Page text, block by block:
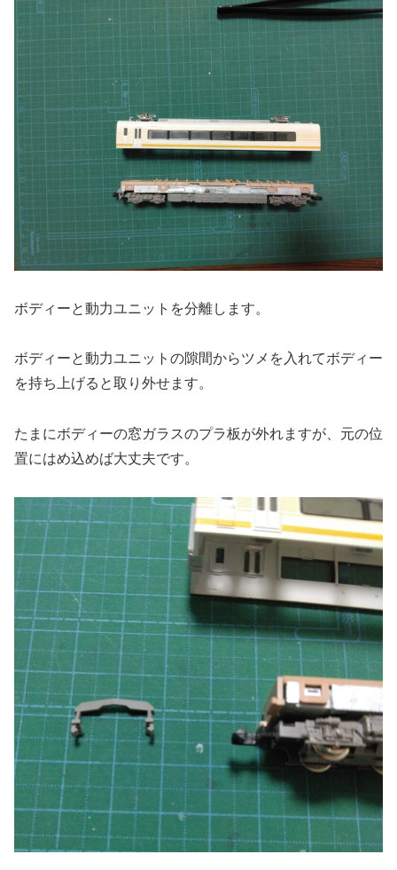
ボディーと動力ユニットを分離します。
ボディーと動力ユニットの隙間からツメを入れてボディー
を持ち上げると取り外せます。
たまにボディーの窓ガラスのプラ板が外れますが、元の位
置にはめ込めば大丈夫です。